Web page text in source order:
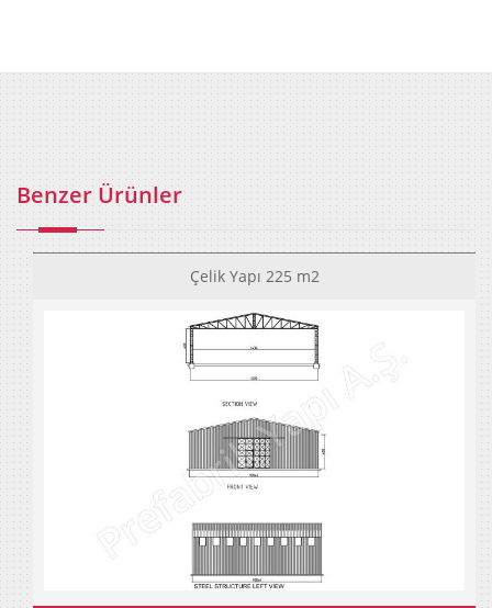
Benzer Ürünler
Çelik Yapı 225 m2